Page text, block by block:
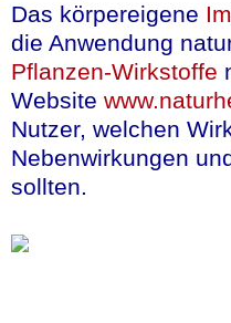
Das körpereigene
die Anwendung
Pflanzen-Wirkstoffe
Website
Nutzer, welchen
Nebenwirkungen
sollten.